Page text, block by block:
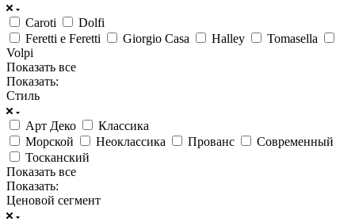
Caroti
Dolfi
Feretti e Feretti
Giorgio Casa Halley
Tomasella
Volpi
Показать все
Показать:
Стиль
Арт Деко
Классика
Морской
Неоклассика Прованс
Современный
Тосканский
Показать все
Показать:
Ценовой сегмент